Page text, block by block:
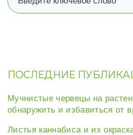
ПОСЛЕДНИЕ
Мучнистые червецы на
обнаружить и избавиться от
Листья каннабиса и их